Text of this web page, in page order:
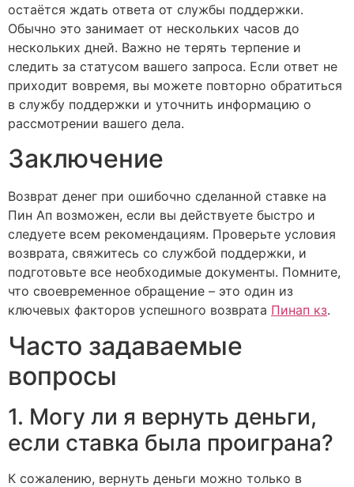
остаётся ждать ответа от службы поддержки.
Обычно это занимает от нескольких часов до
нескольких дней. Важно не терять терпение и
следить за статусом вашего запроса. Если ответ не
приходит вовремя, вы можете повторно обратиться
в службу поддержки и уточнить информацию о
рассмотрении вашего дела.
Заключение
Возврат денег при ошибочно сделанной ставке на
Пин Ап возможен, если вы действуете быстро и
следуете всем рекомендациям. Проверьте условия
возврата, свяжитесь со службой поддержки, и
подготовьте все необходимые документы. Помните,
что своевременное обращение – это один из
ключевых факторов успешного возврата Пинап кз.
Часто задаваемые
вопросы
1. Могу ли я вернуть деньги,
если ставка была проиграна?
К сожалению, вернуть деньги можно только в